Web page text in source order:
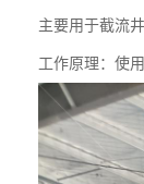
主要用于截流
工作原理：使